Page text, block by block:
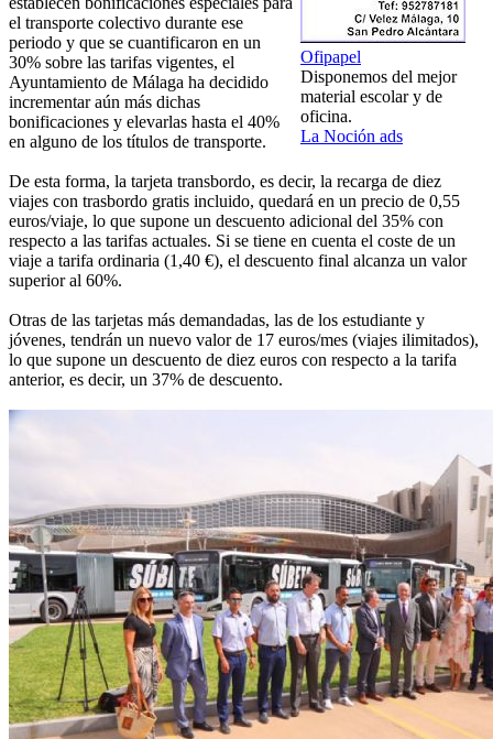
Ofipapel
Disponemos del mejor
material escolar y de
oficina.
La Noción ads
el transporte colectivo durante ese
periodo y que se cuantificaron en un
30% sobre las tarifas vigentes, el
Ayuntamiento de Málaga ha decidido
incrementar aún más dichas
bonificaciones y elevarlas hasta el 40%
en alguno de los títulos de transporte.
De esta forma, la tarjeta transbordo, es decir, la recarga de diez
viajes con trasbordo gratis incluido, quedará en un precio de 0,55
euros/viaje, lo que supone un descuento adicional del 35% con
respecto a las tarifas actuales. Si se tiene en cuenta el coste de un
viaje a tarifa ordinaria (1,40 €), el descuento final alcanza un valor
superior al 60%.
Otras de las tarjetas más demandadas, las de los estudiante y
jóvenes, tendrán un nuevo valor de 17 euros/mes (viajes ilimitados),
lo que supone un descuento de diez euros con respecto a la tarifa
anterior, es decir, un 37% de descuento.